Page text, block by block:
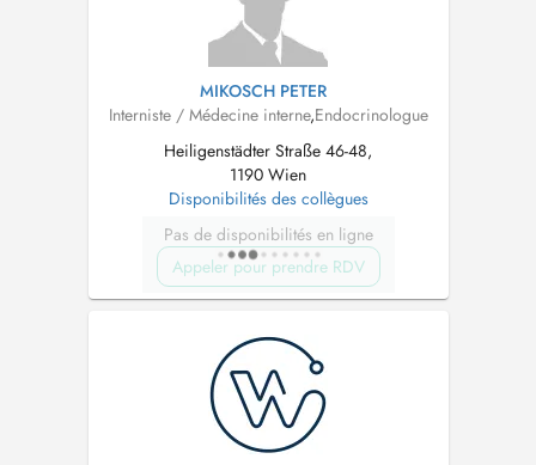
MIKOSCH PETER
Interniste / Médecine interne,Endocrinologue
Heiligenstädter Straße 46-48,
1190 Wien
Disponibilités des collègues
Pas de disponibilités en ligne
Appeler pour prendre RDV